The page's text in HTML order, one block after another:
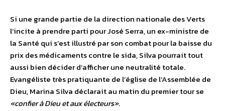
Si une grande partie de la direction nationale des Verts
l’incite à prendre parti pour José Serra, un ex-ministre de
la Santé qui s’est illustré par son combat pour la baisse du
prix des médicaments contre le sida, Silva pourrait tout
aussi bien décider d’afficher une neutralité totale.
Evangéliste très pratiquante de l’église de l’Assemblée de
Dieu, Marina Silva déclarait au matin du premier tour se
«confier à Dieu et aux électeurs».